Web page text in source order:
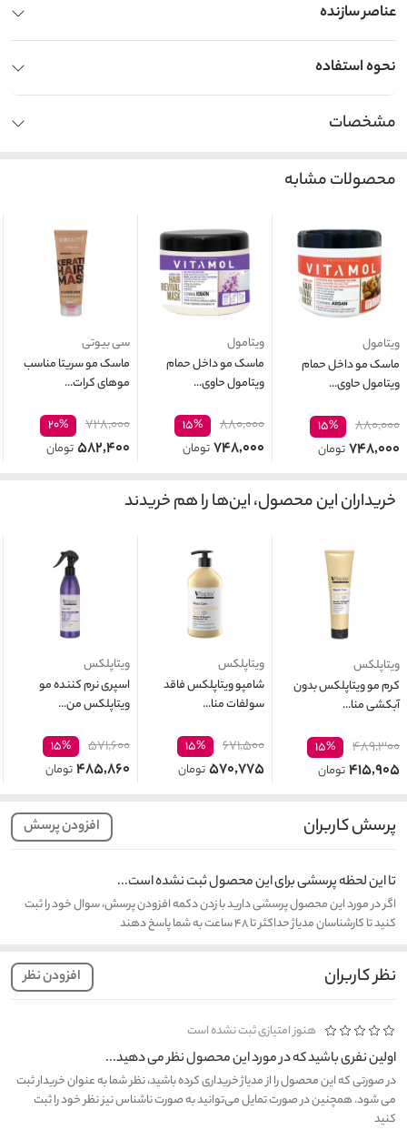
عناصر سازنده
نحوه استفاده
مشخصات
محصولات مشابه
ویتامول
ماسک مو داخل حمام
ویتامول حاوی...
۸۸۰,۰۰۰ ۱۵%
۷۴۸,۰۰۰تومان
ویتامول
ماسک مو داخل حمام
ویتامول حاوی...
۸۸۰,۰۰۰ ۱۵%
۷۴۸,۰۰۰تومان
سی بیوتی
ماسک مو سریتا مناسب
موهای کرات...
۷۲۸,۰۰۰ ۲۰%
۵۸۲,۴۰۰تومان
خریداران این محصول، این‌ها را هم خریدند
ویتاپلکس
کرم مو ویتاپلکس بدون
آبکشی منا...
۴۸۹,۳۰۰ ۱۵%
۴۱۵,۹۰۵تومان
ویتاپلکس
شامپو ویتاپلکس فاقد
سولفات منا...
۶۷۱,۵۰۰ ۱۵%
۵۷۰,۷۷۵تومان
ویتاپلکس
اسپری نرم کننده مو
ویتاپلکس من...
۵۷۱,۶۰۰ ۱۵%
۴۸۵,۸۶۰تومان
پرسش کاربران افزودن پرسش
تا این لحظه پرسشی برای این محصول ثبت نشده است...
اگر در مورد این محصول پرسشی دارید با زدن دکمه افزودن پرسش، سوال خود را ثبت
کنید تا کارشناسان مدیاژ حداکثر تا ۴۸ ساعت به شما پاسخ دهند
نظر کاربران افزودن نظر
هنوز امتیازی ثبت نشده است
اولین نفری باشید که در مورد این محصول نظر می دهید...
در صورتی که این محصول را از مدیاژ خریداری کرده باشید، نظر شما به عنوان خریدار ثبت
می شود. همچنین در صورت تمایل می‌توانید به صورت ناشناس نیز نظر خود را ثبت
کنید